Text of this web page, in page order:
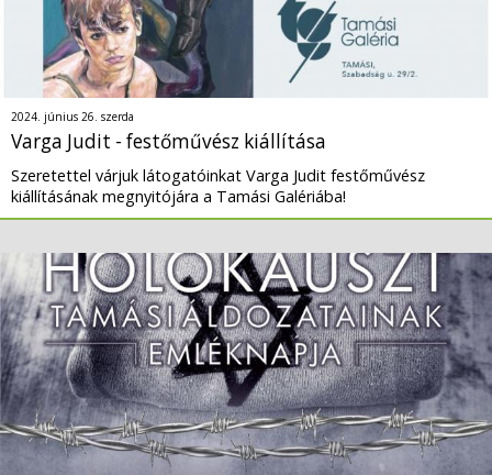
2024. június 26. szerda
Varga Judit - festőművész kiállítása
Szeretettel várjuk látogatóinkat Varga Judit festőművész
kiállításának megnyitójára a Tamási Galériába!